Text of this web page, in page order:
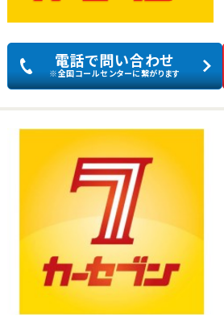
電話で問い合わせ
※全国コールセンターに繋がります